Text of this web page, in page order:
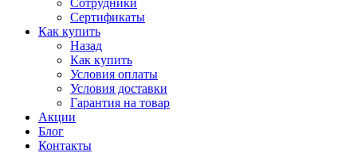
Сотрудники
Сертификаты
Как купить
Назад
Как купить
Условия оплаты
Условия доставки
Гарантия на товар
Акции
Блог
Контакты